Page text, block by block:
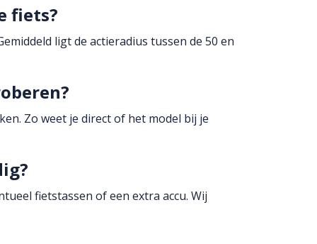
fiets?
ligt de actieradius tussen de 50 en
Zo weet je direct of het model bij je
fietstassen of een extra accu. Wij